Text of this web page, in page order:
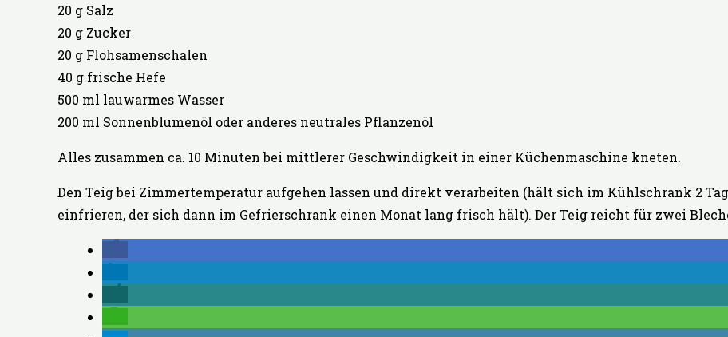
20 g Salz
20 g Zucker
20 g Flohsamenschalen
40 g frische Hefe
500 ml lauwarmes Wasser
200 ml Sonnenblumenöl oder anderes neutrales Pflanzenöl
Alles zusammen ca. 10 Minuten bei mittlerer Geschwindigkeit in einer Küchenmaschine kneten.
Den Teig bei Zimmertemperatur aufgehen lassen und direkt verarbeiten (hält sich im Kühlschrank 2
einfrieren, der sich dann im Gefrierschrank einen Monat lang frisch hält). Der Teig reicht für zwei